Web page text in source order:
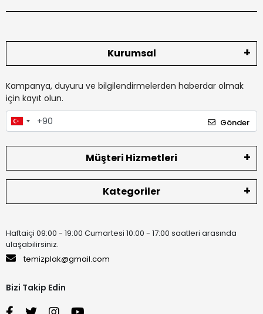
Kurumsal
Kampanya, duyuru ve bilgilendirmelerden haberdar olmak
için kayıt olun.
Gönder
Müşteri Hizmetleri
Kategoriler
Haftaiçi 09:00 - 19:00 Cumartesi 10:00 - 17:00 saatleri arasında
ulaşabilirsiniz.
temizplak@gmail.com
Bizi Takip Edin